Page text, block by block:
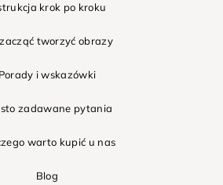
krok po kroku
zacząć tworzyć obrazy
Porady i wskazówki
zadawane pytania
warto kupić u nas
Blog